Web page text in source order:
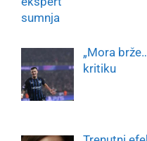
„Mora
kritiku